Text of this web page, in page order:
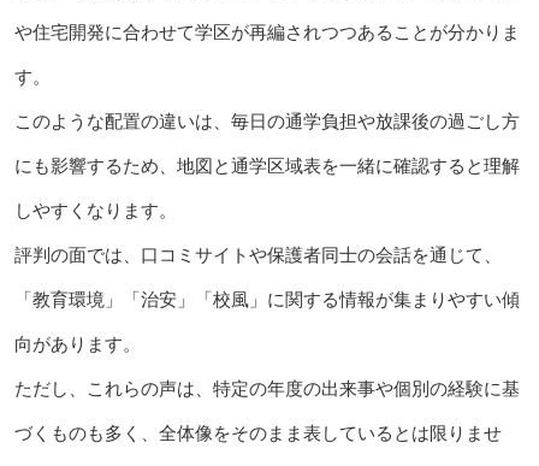
や住宅開発に合わせて学区が再編されつつあることが分かりま
す。
このような配置の違いは、毎日の通学負担や放課後の過ごし方
にも影響するため、地図と通学区域表を一緒に確認すると理解
しやすくなります。
評判の面では、口コミサイトや保護者同士の会話を通じて、
「教育環境」「治安」「校風」に関する情報が集まりやすい傾
向があります。
ただし、これらの声は、特定の年度の出来事や個別の経験に基
づくものも多く、全体像をそのまま表しているとは限りませ